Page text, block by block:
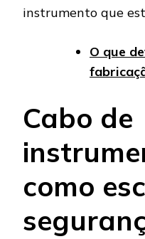
instrumento que
O que
Cabo de
como